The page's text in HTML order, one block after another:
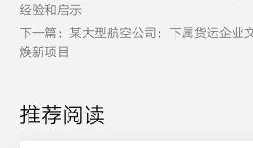
经验和启示
下一篇：某大型航空公司：下属货运企业
焕新项目
推荐阅读